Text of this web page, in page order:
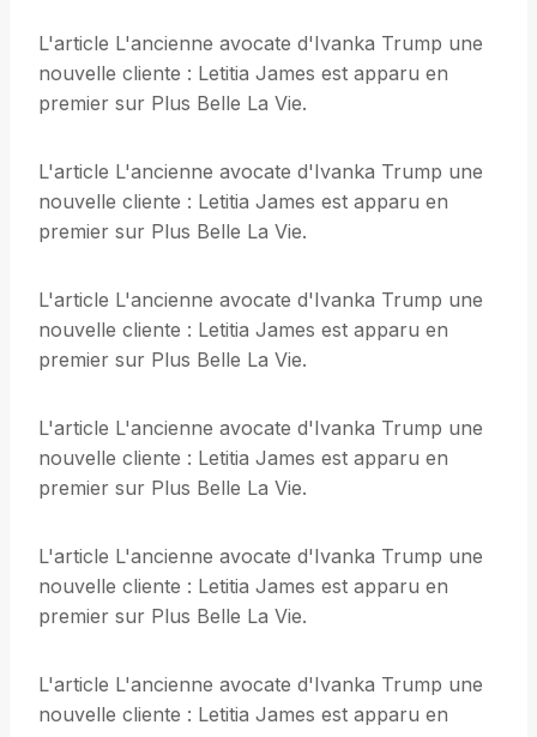
L'article L'ancienne avocate d'Ivanka Trump une
nouvelle cliente : Letitia James est apparu en
premier sur Plus Belle La Vie.
L'article L'ancienne avocate d'Ivanka Trump une
nouvelle cliente : Letitia James est apparu en
premier sur Plus Belle La Vie.
L'article L'ancienne avocate d'Ivanka Trump une
nouvelle cliente : Letitia James est apparu en
premier sur Plus Belle La Vie.
L'article L'ancienne avocate d'Ivanka Trump une
nouvelle cliente : Letitia James est apparu en
premier sur Plus Belle La Vie.
L'article L'ancienne avocate d'Ivanka Trump une
nouvelle cliente : Letitia James est apparu en
premier sur Plus Belle La Vie.
L'article L'ancienne avocate d'Ivanka Trump une
nouvelle cliente : Letitia James est apparu en